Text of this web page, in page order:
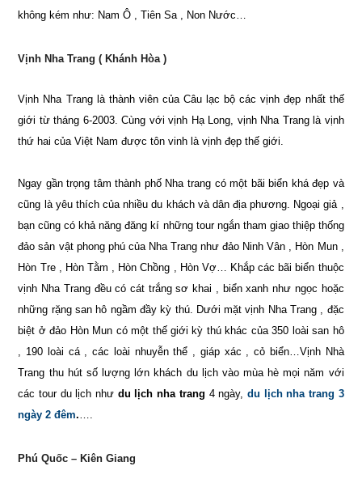
không kém như: Nam Ô , Tiên Sa , Non Nước…
Vịnh Nha Trang ( Khánh Hòa )
Vịnh Nha Trang là thành viên của Câu lạc bộ các vịnh đẹp nhất thế
giới từ tháng 6-2003. Cùng với vịnh Hạ Long, vịnh Nha Trang là vịnh
thứ hai của Việt Nam được tôn vinh là vịnh đẹp thế giới.
Ngay gần trọng tâm thành phố Nha trang có một bãi biển khá đẹp và
cũng là yêu thích của nhiều du khách và dân địa phương. Ngoại giả ,
bạn cũng có khả năng đăng kí những tour ngắn tham giao thiệp thống
đảo sản vật phong phú của Nha Trang như đảo Ninh Vân , Hòn Mun ,
Hòn Tre , Hòn Tằm , Hòn Chồng , Hòn Vợ… Khắp các bãi biển thuộc
vịnh Nha Trang đều có cát trắng sơ khai , biển xanh như ngọc hoặc
những rặng san hô ngầm đầy kỳ thú. Dưới mặt vịnh Nha Trang , đặc
biệt ở đảo Hòn Mun có một thế giới kỳ thú khác của 350 loài san hô
, 190 loài cá , các loài nhuyễn thể , giáp xác , cỏ biển…Vịnh Nhà
Trang thu hút số lượng lớn khách du lịch vào mùa hè mọi năm với
các tour du lịch như du lịch nha trang 4 ngày, du lịch nha trang 3
ngày 2 đêm.….
Phú Quốc – Kiên Giang